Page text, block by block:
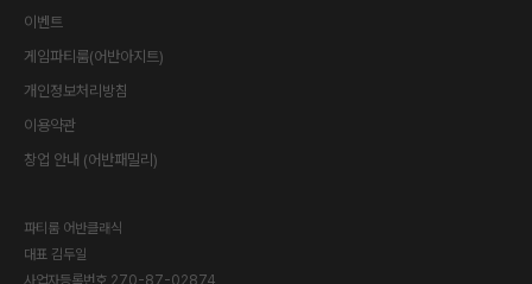
이벤트
게임파티룸(어반아지트)
개인정보처리방침
이용약관
창업 안내 (어반패밀리)
파티룸 어반클래식
대표 김두일
사업자등록번호 270-87-02874